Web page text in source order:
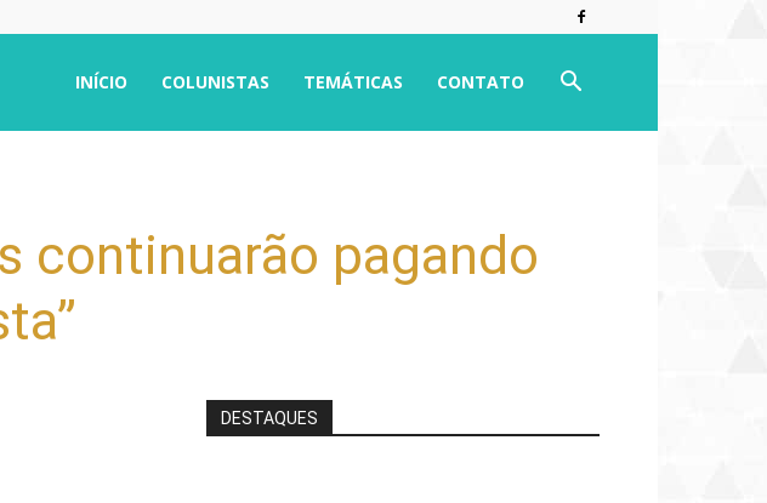
INÍCIO COLUNISTAS TEMÁTICAS CONTATO
continuarão pagando
DESTAQUES